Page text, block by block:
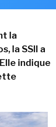
la
la SSII a
indique